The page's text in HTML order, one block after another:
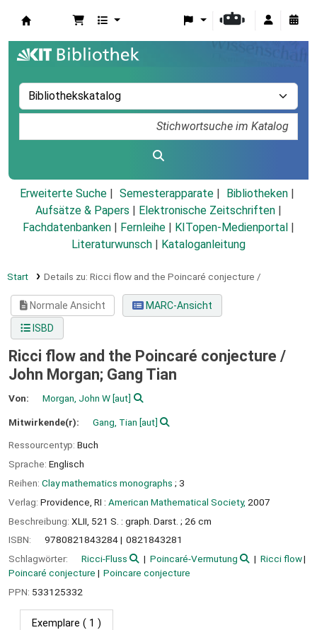
Erweiterte Suche Semesterapparate
Bibliotheken
Aufsätze & Papers
Elektronische Zeitschriften
Fachdatenbanken
Fernleihe KITopen-Medienportal
Literaturwunsch
Kataloganleitung
Start Details zu: Ricci flow and the Poincaré conjecture /
Normale Ansicht
MARC-Ansicht
ISBD
Ricci flow and the Poincaré conjecture /
John Morgan; Gang Tian
Von: Morgan, John W[aut]
Mitwirkende(r): Gang, Tian [aut]
Ressourcentyp: Buch
Sprache: Englisch
Reihen: Clay mathematics monographs ; 3
Verlag: Providence, RI : American Mathematical Society, 2007
Beschreibung: XLII, 521 S. : graph. Darst. ; 26 cm
ISBN:
9780821843284
0821843281
Schlagwörter:
Ricci-Fluss Poincaré-Vermutung
Ricci flow
Poincaré conjecture
Poincare conjecture
PPN: 533125332
Exemplare ( 1 )